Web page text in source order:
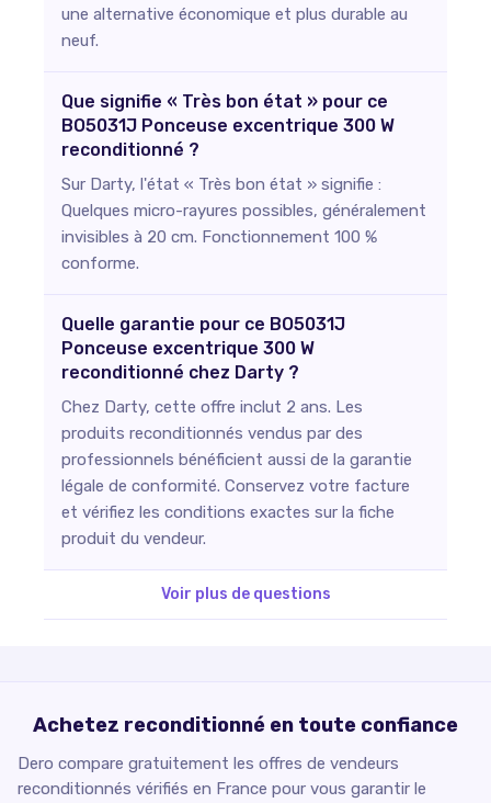
une alternative économique et plus durable au
neuf.
Que signifie « Très bon état » pour ce
BO5031J Ponceuse excentrique 300 W
reconditionné ?
Sur Darty, l'état « Très bon état » signifie :
Quelques micro-rayures possibles, généralement
invisibles à 20 cm. Fonctionnement 100 %
conforme.
Quelle garantie pour ce BO5031J
Ponceuse excentrique 300 W
reconditionné chez Darty ?
Chez Darty, cette offre inclut 2 ans. Les
produits reconditionnés vendus par des
professionnels bénéficient aussi de la garantie
légale de conformité. Conservez votre facture
et vérifiez les conditions exactes sur la fiche
produit du vendeur.
Voir plus de questions
Achetez reconditionné en toute confiance
Dero compare gratuitement les offres de vendeurs
reconditionnés vérifiés en France pour vous garantir le